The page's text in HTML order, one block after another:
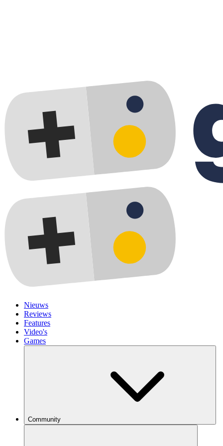
Nieuws
Reviews
Features
Video's
Games
Community